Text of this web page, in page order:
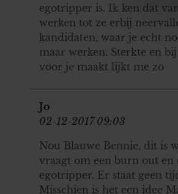
onze
egotripper is. Ik ken dat
werken tot ze erbij
kandidaten, waar je echt
maar werken. Sterkte en
voor je maakt lijkt me zo
Jo
02-12-2017 09:03
Nou Blauwe Bennie, dit is
vraagt om een burn out en
egotripper. Er staat geen
Misschien is het een idee